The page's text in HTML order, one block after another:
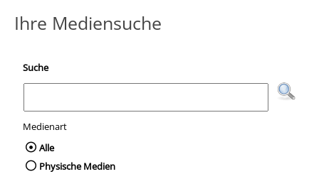
Ihre Mediensuche
Suche
Medienart
Wählen Sie die Medienart nach der Sie
Alle
Physische Medien